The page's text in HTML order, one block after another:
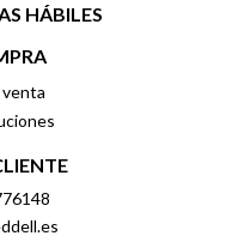
HÁBILES